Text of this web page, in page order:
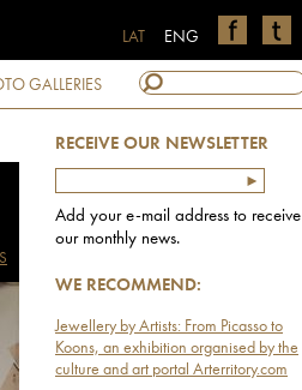
ENG
LAT
GALLERIES
RECEIVE OUR NEWSLETTER
Add your e-mail address to receive
our monthly news.
WE RECOMMEND:
Jewellery by Artists: From Picasso to
Koons, an exhibition organised by the
culture and art portal Arterritory.com